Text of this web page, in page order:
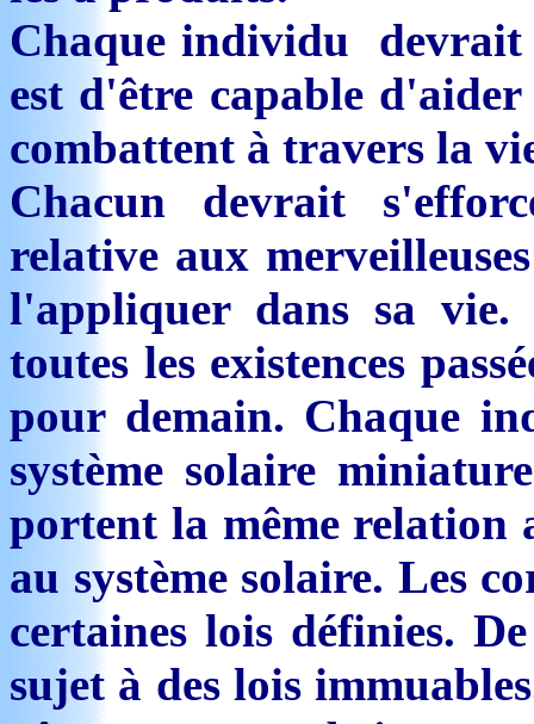
Chaque individu
est d'être capable
combattent à travers la
Chacun devrait
relative aux
l'appliquer dans sa
toutes les existences
pour demain. Chaque
système solaire
portent la même relation
au système solaire. Les
certaines lois définies.
sujet à des lois